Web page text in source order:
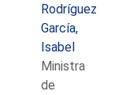
Rodríguez
García,
Isabel
Ministra
de